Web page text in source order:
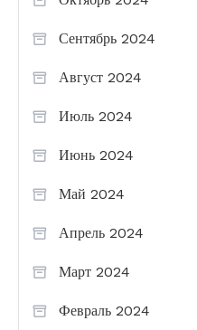
Сентябрь 2024
Август 2024
Июль 2024
Июнь 2024
Май 2024
Апрель 2024
Март 2024
Февраль 2024